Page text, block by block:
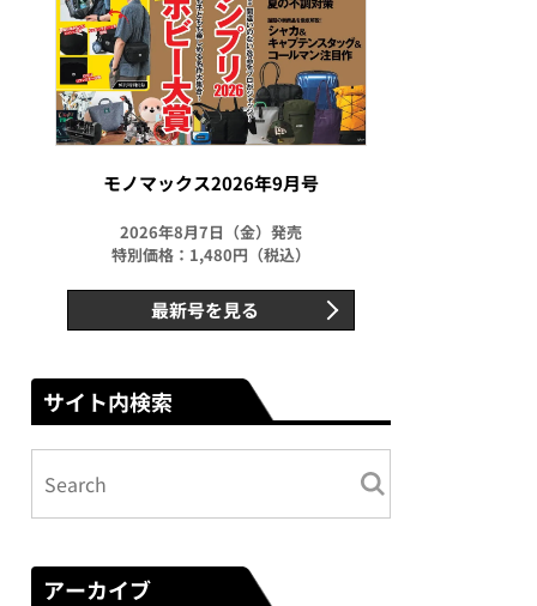
モノマックス2026年9月号
2026年8月7日（金）発売
特別価格：1,480円（税込）
最新号を見る
サイト内検索
アーカイブ